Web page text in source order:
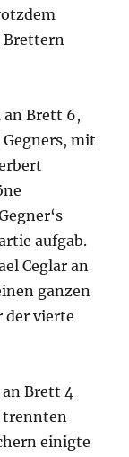
Brettern
an Brett 6,
mit
aufgab.
Ceglar an
ganzen
der vierte
Brett 4
trennten
einigte